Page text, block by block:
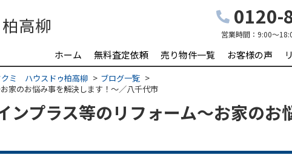
0120-
営業時間： 9:00～
ホーム 無料査定依頼 売り物件一覧 お客様の声
クミ ハウスドゥ柏高柳
ブログ一覧
家のお悩み事を解決します！～／八千代市
ンプラス等のリフォーム～お家のお